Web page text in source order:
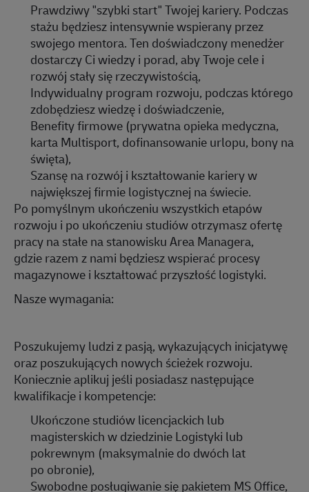
Prawdziwy "szybki start" Twojej kariery. Podczas
stażu będziesz intensywnie wspierany przez
swojego mentora. Ten doświadczony menedżer
dostarczy Ci wiedzy i porad, aby Twoje cele i
rozwój stały się rzeczywistością,
Indywidualny program rozwoju, podczas którego
zdobędziesz wiedzę i doświadczenie,
Benefity firmowe (prywatna opieka medyczna,
kartaMultisport, dofinansowanie urlopu, bony na
święta),
Szansę na rozwój i kształtowanie kariery w
największej firmie logistycznej na świecie.
Po pomyślnym ukończeniu wszystkich etapów
rozwoju i po ukończeniu studiów otrzymasz ofertę
pracy na stałe na stanowiskuAreaManagera,
gdzierazem z nami będziesz wspieraćprocesy
magazynowe i kształtować przyszłość logistyki.
Nasze wymagania:
Poszukujemy ludzi z pasją, wykazujących inicjatywę
oraz poszukujących nowych ścieżek rozwoju.
Koniecznieaplikuj jeśli posiadasz następujące
kwalifikacje i kompetencje:
Ukończonestudiówlicencjackich lub
magisterskichw dziedzinie Logistyki lub
pokrewnym (maksymalnie do dwóch lat
po obronie),
Swobodne posługiwanie się pakietem MS Office,